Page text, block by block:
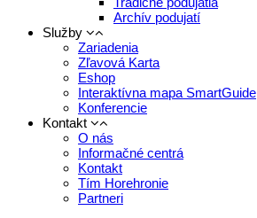
Archív podujatí
Služby
Zariadenia
Zľavová Karta
Eshop
Interaktívna mapa SmartGuide
Konferencie
Kontakt
O nás
Informačné centrá
Kontakt
Tím Horehronie
Partneri